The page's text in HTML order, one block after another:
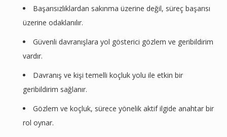
Başarısızlıklardan sakınma üzerine değil, süreç başarısı
üzerine odaklanılır.
Güvenli davranışlara yol gösterici gözlem ve geribildirim
vardır.
Davranış ve kişi temelli koçluk yolu ile etkin bir
geribildirim sağlanır.
Gözlem ve koçluk, sürece yönelik aktif ilgide anahtar bir
rol oynar.